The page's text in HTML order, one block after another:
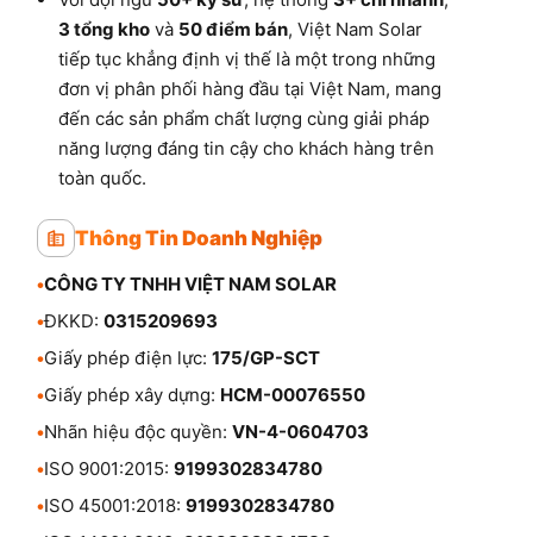
3 tổng kho và 50 điểm bán, Việt Nam Solar
tiếp tục khẳng định vị thế là một trong những
đơn vị phân phối hàng đầu tại Việt Nam, mang
đến các sản phẩm chất lượng cùng giải pháp
năng lượng đáng tin cậy cho khách hàng trên
toàn quốc.
Thông Tin Doanh Nghiệp
•CÔNG TY TNHH VIỆT NAM SOLAR
•ĐKKD: 0315209693
•Giấy phép điện lực: 175/GP-SCT
•Giấy phép xây dựng: HCM-00076550
•Nhãn hiệu độc quyền: VN-4-0604703
•ISO 9001:2015: 9199302834780
•ISO 45001:2018: 9199302834780